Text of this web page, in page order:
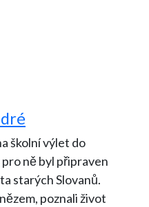
školní výlet do
ně byl připraven
starých Slovanů.
poznali život